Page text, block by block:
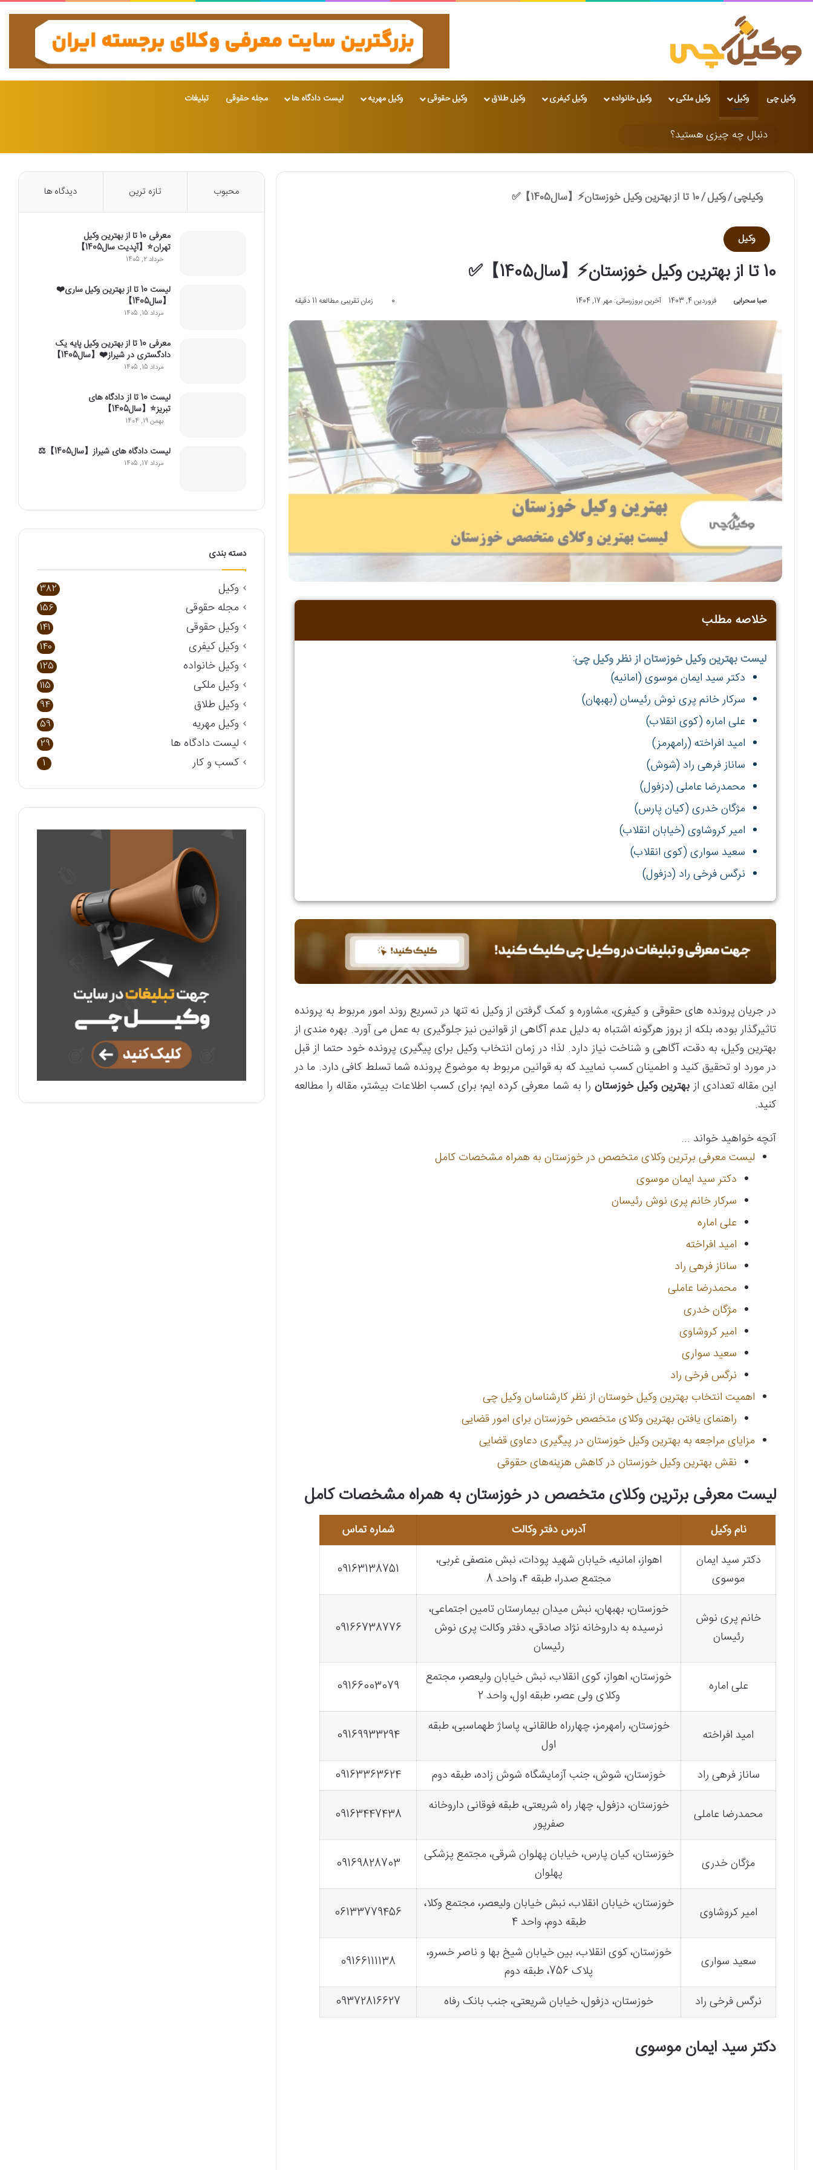
وکیل چی وکیل وکیل ملکی وکیل خانواده وکیل کیفری وکیل طلاق وکیل حقوقی وکیل مهریه لیست دادگاه ها مجله حقوقی تبلیغات
تغییر پوسته
چه
هستید؟
وکیلچی/وکیل/10 تا از بهترین وکیل خوزستان⚡【سال1405】✅️
وکیل
10 تا از بهترین وکیل خوزستان⚡【سال1405】✅️
صبا سحرابی فروردین 4, 1403 آخرین بروزرسانی: مهر 17, 1404 0 زمان تقریبی مطالعه 11 دقیقه
خلاصه مطلب
لیست بهترین وکیل خوزستان از نظر وکیل چی:
دکتر سید ایمان موسوی (امانیه)
سرکار خانم پری نوش رئیسان (بهبهان)
علی اماره (کوی انقلاب)
امید افراخته (رامهرمز)
ساناز فرهی راد (شوش)
محمدرضا عاملی (دزفول)
مژگان خدری (کیان پارس)
امیر کروشاوی (خیابان انقلاب)
سعید سواری (کوی انقلاب)
نرگس فرخی راد (دزفول)
در جریان پرونده های حقوقی و کیفری، مشاوره و کمک گرفتن از وکیل نه تنها در تسریع روند امور مربوط به پرونده
تاثیرگذار بوده، بلکه از بروز هرگونه اشتباه به دلیل عدم آگاهی از قوانین نیز جلوگیری به عمل می آورد. بهره مندی از
بهترین وکیل، به دقت، آگاهی و شناخت نیاز دارد. لذا؛ در زمان انتخاب وکیل برای پیگیری پرونده خود حتما از قبل
در مورد او تحقیق کنید و اطمینان کسب نمایید که به قوانین مربوط به موضوع پرونده شما تسلط کافی دارد. ما در
این مقاله تعدادی ازبهترین وکیل خوزستان را به شما معرفی کرده ایم؛ برای کسب اطلاعات بیشتر، مقاله را مطالعه
کنید.
آنچه خواهید خواند ...
لیست معرفی برترین وکلای متخصص در خوزستان به همراه مشخصات کامل
دکتر سید ایمان موسوی
سرکار خانم پری نوش رئیسان
علی اماره
امید افراخته
ساناز فرهی راد
محمدرضا عاملی
مژگان خدری
امیر کروشاوی
سعید سواری
نرگس فرخی راد
اهمیت انتخاب بهترین وکیل خوستان از نظر کارشناسان وکیل چی
راهنمای یافتن بهترین وکلای متخصص خوزستان برای امور قضایی
مزایای مراجعه به بهترین وکیل خوزستان در پیگیری دعاوی قضایی
نقش بهترین وکیل خوزستان در کاهش هزینه‌های حقوقی
لیست معرفی برترین وکلای متخصص در خوزستان به همراه مشخصات کامل
نام وکیل آدرس دفتر وکالت
شماره تماس
دکتر سید ایمان
موسوی
اهواز، امانیه، خیابان شهید پودات، نبش منصفی غربی،
مجتمع صدرا، طبقه ۴، واحد 8
09163138751
خانم پری نوش
رئیسان
خوزستان، بهبهان، نبش میدان بیمارستان تامین اجتماعی،
نرسیده به داروخانه نژاد صادقی، دفتر وکالت پری نوش
رئیسان
09166738776
علی اماره
خوزستان، اهواز، کوی انقلاب، نبش خیابان ولیعصر، مجتمع
وکلای ولی عصر، طبقه اول، واحد 2
09166003079
امید افراخته
خوزستان، رامهرمز، چهارراه طالقانی، پاساژ طهماسبی، طبقه
اول
09169933294
ساناز فرهی راد خوزستان، شوش، جنب آزمایشگاه شوش زاده، طبقه دوم 09163363624
محمدرضا عاملی
خوزستان، دزفول، چهار راه شریعتی، طبقه فوقانی داروخانه
صفرپور
09163447438
مژگان خدری
خوزستان، کیان پارس، خیابان پهلوان شرقی، مجتمع پزشکی
پهلوان
09169828703
امیر کروشاوی
خوزستان، خیابان انقلاب، نبش خیابان ولیعصر، مجتمع وکلا،
طبقه دوم، واحد 4
06133779456
سعید سواری
خوزستان، کوی انقلاب، بین خیابان شیخ بها و ناصر خسرو،
پلاک 756، طبقه دوم
09166111138
نرگس فرخی راد خوزستان، دزفول، خیابان شریعتی، جنب بانک رفاه 09372816627
دکتر سید ایمان موسوی
محبوب تازه ترین دیدگاه ها
معرفی 10 تا از بهترین وکیل
تهران⭐【آپدیت سال1405】
خرداد 2, 1405
لیست 10 تا از بهترین وکیل ساری❤️
【سال1405】
مرداد 15, 1405
معرفی 10 تا از بهترین وکیل پایه یک
دادگستری در شیراز❤️【سال1405】
مرداد 15, 1405
لیست 10 تا از دادگاه های
تبریز⭐【سال1405】
بهمن 19, 1404
لیست دادگاه های شیراز【سال1405】⚖️
مرداد 17, 1405
دسته بندی
وکیل 382
مجله حقوقی 156
وکیل حقوقی 141
وکیل کیفری 140
وکیل خانواده 125
وکیل ملکی 115
وکیل طلاق 94
وکیل مهریه 59
لیست دادگاه ها 29
کسب و کار 1